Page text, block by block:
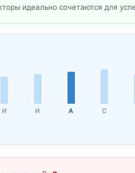
идеально сочетаются для
И И А С